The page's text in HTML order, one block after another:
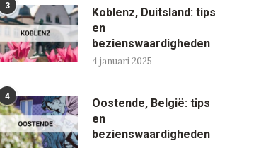
3
Koblenz, Duitsland: tips
en
bezienswaardigheden
4 januari 2025
4
Oostende, België: tips
en
bezienswaardigheden